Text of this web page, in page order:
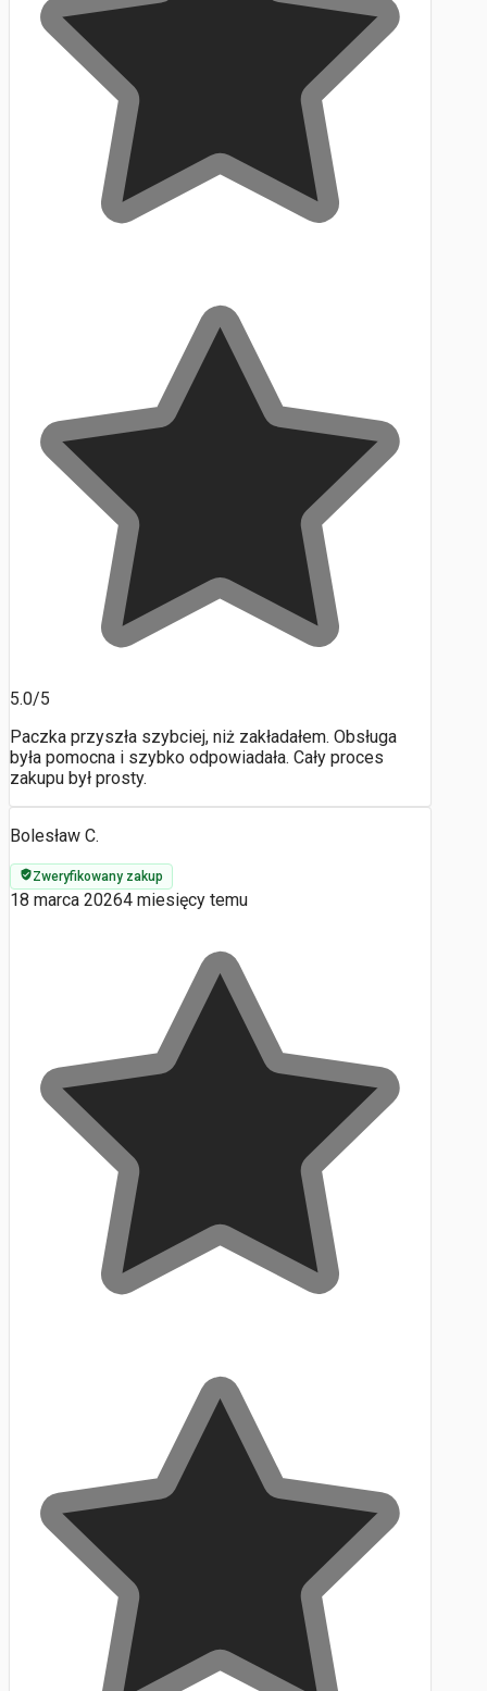
5.0/5
Paczka przyszła szybciej, niż zakładałem. Obsługa
była pomocna i szybko odpowiadała. Cały proces
zakupu był prosty.
Bolesław C.
Zweryfikowany zakup
18 marca 20264 miesięcy temu